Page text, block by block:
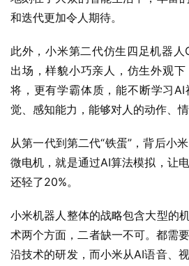
和迭代更加令人期待。
此外，小米第二代仿生四足机器
出场，样貌小巧亲人，仿生外观
将，更有学霸体质，能不断学习
觉、感知能力，能够对人的动作、情
从第一代到第二代“铁蛋”，背后小
微电机，就是通过AI算法模拟，让
还轻了20%。
小米机器人整体的战略包含大型的
术两个方面，二者缺一不可。都需
沿技术的研发，而小米从AI语音、